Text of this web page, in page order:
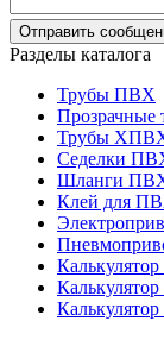
Разделы каталога
Трубы ПВХ
Трубы
Седелки
Шланги
Клей для
Калькулятор
Калькулятор